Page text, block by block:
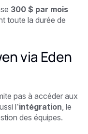
300 $ par mois
toute la durée de
via Eden
pas à accéder aux
l’intégration , le
des équipes.